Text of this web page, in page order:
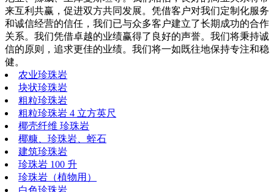
来互利共赢，促进双方共同发展。凭借客户对我们定制化服务
和诚信经营的信任，我们已与众多客户建立了长期成功的合作
关系。我们凭借卓越的业绩赢得了良好的声誉。我们将秉持诚
信的原则，追求更佳的业绩。我们将一如既往地保持专注和稳
健。
农业珍珠岩
块状珍珠岩
粗粒珍珠岩
粗粒珍珠岩 4 立方英尺
椰壳纤维 珍珠岩
椰糠、珍珠岩、蛭石
建筑珍珠岩
珍珠岩 100 升
珍珠岩（植物用）
白色珍珠岩